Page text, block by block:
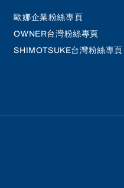
歐娜企業粉絲專頁
OWNER台灣粉絲專頁
SHIMOTSUKE台灣粉絲專頁